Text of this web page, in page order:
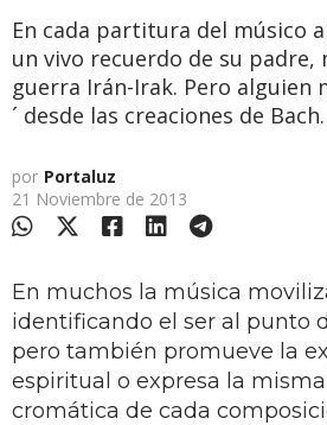
En cada partitura del músico
un vivo recuerdo de su
guerra Irán-Irak. Pero alguien
´ desde las creaciones de Bach.
por Portaluz
21 Noviembre de 2013
En muchos la música
identificando el ser al punto
pero también promueve la
espiritual o expresa la
cromática de cada